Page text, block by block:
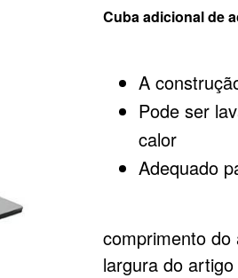
Cuba adicional de
A
Pode ser
calor
Adequado
comprimento
largura do